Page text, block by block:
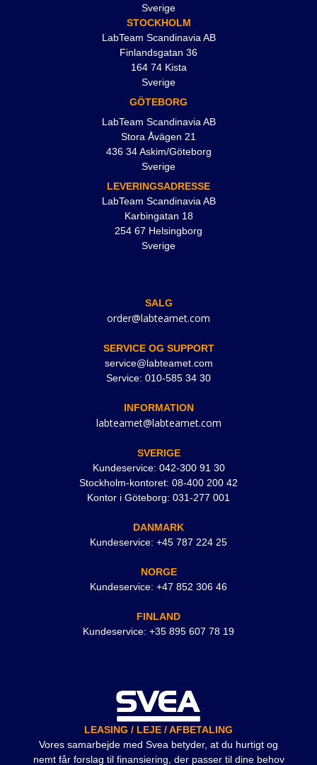
Sverige
STOCKHOLM
LabTeam Scandinavia AB
Finlandsgatan 36
164 74 Kista
Sverige
GÖTEBORG
LabTeam Scandinavia AB
Stora Åvägen 21
436 34 Askim/Göteborg
Sverige
LEVERINGSADRESSE
LabTeam Scandinavia AB
Karbingatan 18
254 67 Helsingborg
Sverige
SALG
order@labteamet.com
SERVICE OG SUPPORT
service@labteamet.com
Service: 010-585 34 30
INFORMATION
labteamet@labteamet.com
SVERIGE
Kundeservice: 042-300 91 30
Stockholm-kontoret: 08-400 200 42
Kontor i Göteborg: 031-277 001
DANMARK
Kundeservice: +45 787 224 25
NORGE
Kundeservice: +47 852 306 46
FINLAND
Kundeservice: +35 895 607 78 19
LEASING / LEJE / AFBETALING
Vores samarbejde med Svea betyder, at du hurtigt og
nemt får forslag til finansiering, der passer til dine behov